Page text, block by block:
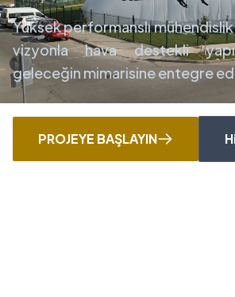
Yüksek performanslı
vizyonla hava destekli
geleceğin mimarisine entegre
PROJEYE BAŞLAYIN